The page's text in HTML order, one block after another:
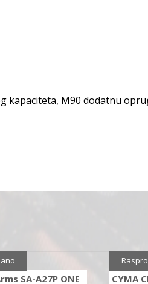
kapaciteta, M90 dodatnu
10%
SA-A27P ONE
CYMA